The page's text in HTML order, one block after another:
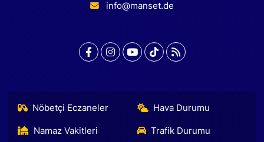
info@manset.de
Nöbetçi Eczaneler Hava Durumu
Namaz Vakitleri Trafik Durumu